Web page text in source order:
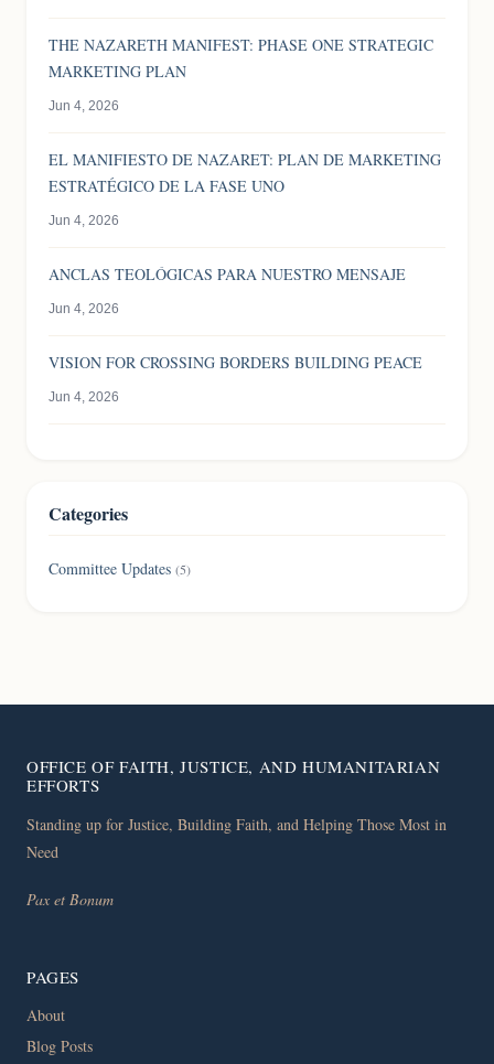
THE NAZARETH MANIFEST: PHASE ONE STRATEGIC
MARKETING PLAN
Jun 4, 2026
EL MANIFIESTO DE NAZARET: PLAN DE MARKETING
ESTRATÉGICO DE LA FASE UNO
Jun 4, 2026
ANCLAS TEOLÓGICAS PARA NUESTRO MENSAJE
Jun 4, 2026
VISION FOR CROSSING BORDERS BUILDING PEACE
Jun 4, 2026
Categories
Committee Updates (5)
OFFICE OF FAITH, JUSTICE, AND HUMANITARIAN
EFFORTS
Standing up for Justice, Building Faith, and Helping Those Most in
Need
Pax et Bonum
PAGES
About
Blog Posts